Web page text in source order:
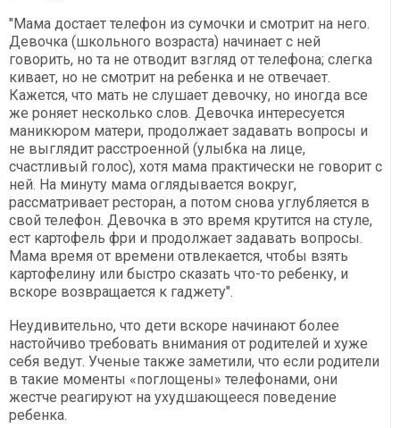
"Мама достает телефон из сумочки и смотрит на него.
Девочка (школьного возраста) начинает с ней
говорить, но та не отводит взгляд от телефона; слегка
кивает, но не смотрит на ребенка и не отвечает.
Кажется, что мать не слушает девочку, но иногда все
же роняет несколько слов. Девочка интересуется
маникюром матери, продолжает задавать вопросы и
не выглядит расстроенной (улыбка на лице,
счастливый голос), хотя мама практически не говорит с
ней. На минуту мама оглядывается вокруг,
рассматривает ресторан, а потом снова углубляется в
свой телефон. Девочка в это время крутится на стуле,
ест картофель фри и продолжает задавать вопросы.
Мама время от времени отвлекается, чтобы взять
картофелину или быстро сказать что-то ребенку, и
вскоре возвращается к гаджету".
Неудивительно, что дети вскоре начинают более
настойчиво требовать внимания от родителей и хуже
себя ведут. Ученые также заметили, что если родители
в такие моменты «поглощены» телефонами, они
жестче реагируют на ухудшающееся поведение
ребенка.